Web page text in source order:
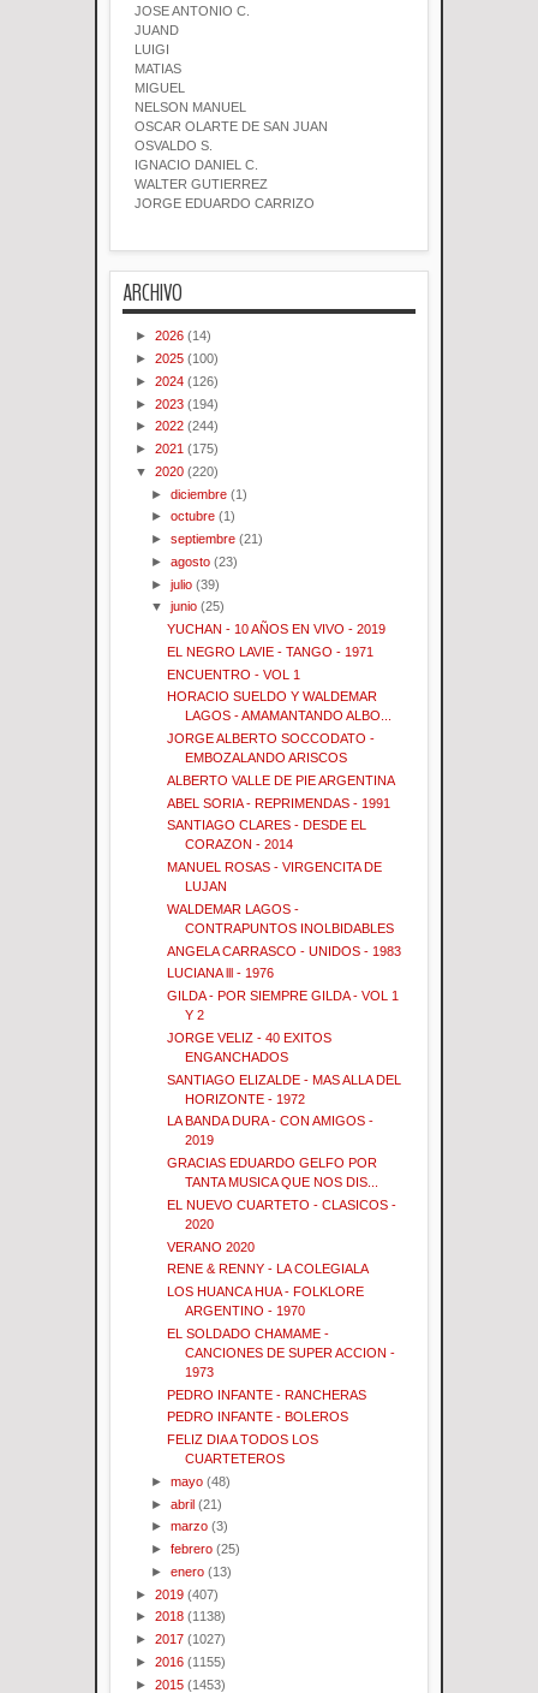
JOSE ANTONIO C.
JUAND
LUIGI
MATIAS
MIGUEL
NELSON MANUEL
OSCAR OLARTE DE SAN JUAN
OSVALDO S.
IGNACIO DANIEL C.
WALTER GUTIERREZ
JORGE EDUARDO CARRIZO
ARCHIVO
► 2026 (14)
► 2025 (100)
► 2024 (126)
► 2023 (194)
► 2022 (244)
► 2021 (175)
▼ 2020 (220)
►diciembre (1)
►octubre (1)
►septiembre (21)
►agosto (23)
►julio (39)
▼junio (25)
YUCHAN - 10 AÑOS EN VIVO - 2019
EL NEGRO LAVIE - TANGO - 1971
ENCUENTRO - VOL 1
HORACIO SUELDO Y WALDEMAR
LAGOS - AMAMANTANDO ALBO...
JORGE ALBERTO SOCCODATO -
EMBOZALANDO ARISCOS
ALBERTO VALLE DE PIE ARGENTINA
ABEL SORIA - REPRIMENDAS - 1991
SANTIAGO CLARES - DESDE EL
CORAZON - 2014
MANUEL ROSAS - VIRGENCITA DE
LUJAN
WALDEMAR LAGOS -
CONTRAPUNTOS INOLBIDABLES
ANGELA CARRASCO - UNIDOS - 1983
LUCIANA lll - 1976
GILDA - POR SIEMPRE GILDA - VOL 1
Y 2
JORGE VELIZ - 40 EXITOS
ENGANCHADOS
SANTIAGO ELIZALDE - MAS ALLA DEL
HORIZONTE - 1972
LA BANDA DURA - CON AMIGOS -
2019
GRACIAS EDUARDO GELFO POR
TANTA MUSICA QUE NOS DIS...
EL NUEVO CUARTETO - CLASICOS -
2020
VERANO 2020
RENE & RENNY - LA COLEGIALA
LOS HUANCA HUA - FOLKLORE
ARGENTINO - 1970
EL SOLDADO CHAMAME -
CANCIONES DE SUPER ACCION -
1973
PEDRO INFANTE - RANCHERAS
PEDRO INFANTE - BOLEROS
FELIZ DIA A TODOS LOS
CUARTETEROS
►mayo (48)
►abril (21)
►marzo (3)
►febrero (25)
►enero (13)
► 2019 (407)
► 2018 (1138)
► 2017 (1027)
► 2016 (1155)
► 2015 (1453)